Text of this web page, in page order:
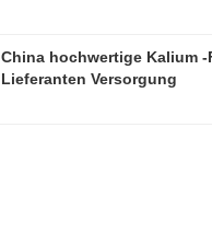
China hochwertige Kalium -
Lieferanten Versorgung